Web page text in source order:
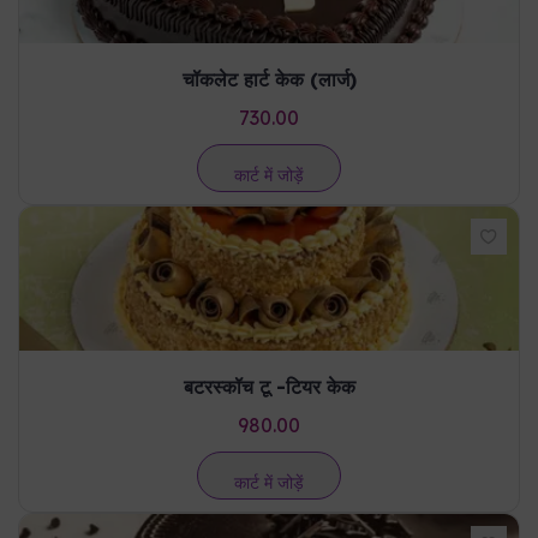
चॉकलेट हार्ट केक (लार्ज)
730.00
कार्ट में जोड़ें
बटरस्कॉच टू -टियर केक
980.00
कार्ट में जोड़ें